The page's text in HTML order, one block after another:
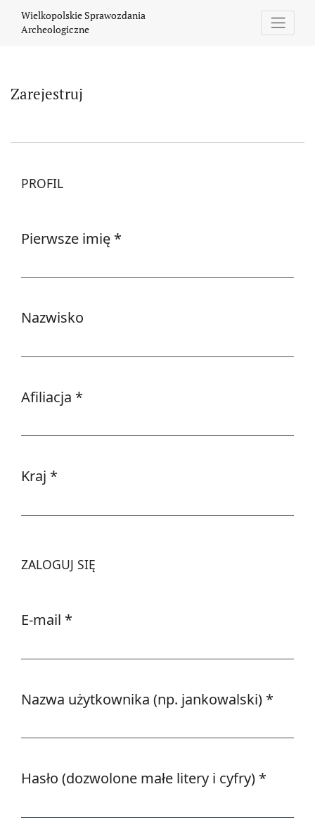
Wielkopolskie Sprawozdania
Archeologiczne
Zarejestruj
PROFIL
Pierwsze imię *
Nazwisko
Afiliacja *
Kraj *
ZALOGUJ SIĘ
E-mail *
Nazwa użytkownika (np. jankowalski) *
Hasło (dozwolone małe litery i cyfry) *